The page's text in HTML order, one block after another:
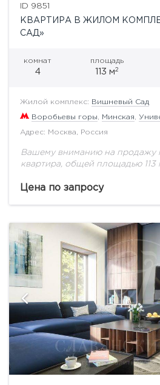
ID 9851
КВАРТИРА В ЖИЛОМ
САД»
комнат
4
площадь
113 м2
Жилой комплекс: Вишневый Сад
Воробьевы горы Минская
Адрес: Москва, Россия
Вашему вниманию на продажу
квартира, общей площадью 113
восемь клубных домов высотой
Цена по запросу